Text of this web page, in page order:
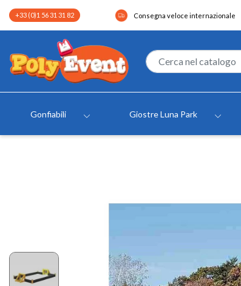
+33 (0)1 56 31 31 82 Consegna veloce internazionale
Gonfiabili Giostre Luna Park